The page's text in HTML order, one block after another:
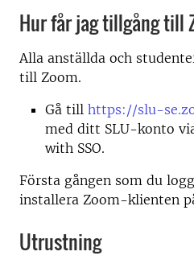
Hur får jag tillgång till
Alla anställda och
till Zoom.
Gå till https://slu-
med ditt SLU-konto
with SSO.
Första gången som du
installera Zoom-klienten
Utrustning